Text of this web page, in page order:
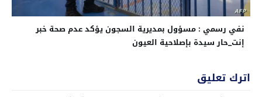
نفي رسمي : مسؤول بمديرية السجون يؤكد عدم صحة خبر
إنت_حار سيدة بإصلاحية العيون
اترك تعليق